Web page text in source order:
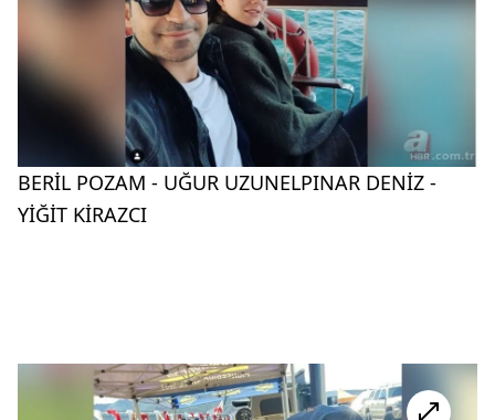
BERİL POZAM - UĞUR UZUNELPINAR DENİZ -
YİĞİT KİRAZCI